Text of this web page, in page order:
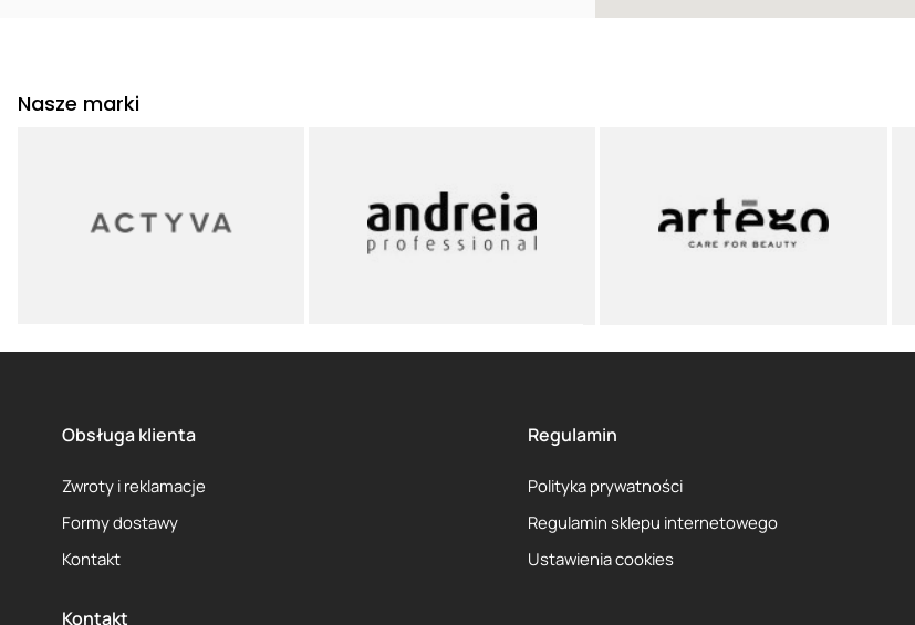
Nasze marki
Obsługa klienta
Zwroty i reklamacje
Formy dostawy
Kontakt
Regulamin
Polityka prywatności
Regulamin sklepu internetowego
Ustawienia cookies
Kontakt